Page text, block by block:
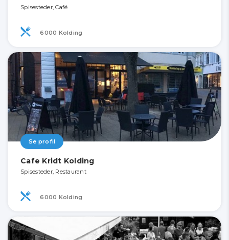
Spisesteder, Café
6000 Kolding
Se profil
Cafe Kridt Kolding
Spisesteder, Restaurant
6000 Kolding